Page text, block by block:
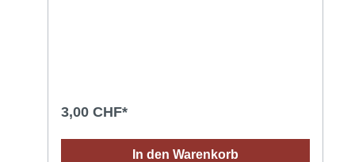
3,00 CHF*
In den Warenkorb